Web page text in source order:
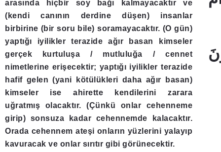
arasında hiçbir soy bağı kalmayacaktır ve
(kendi canının derdine düşen) insanlar
birbirine (bir soru bile) soramayacaktır. (O gün)
yaptığı iyilikler terazide ağır basan kimseler
gerçek kurtuluşa / mutluluğa / cennet
nimetlerine erişecektir; yaptığı iyilikler terazide
hafif gelen (yani kötülükleri daha ağır basan)
kimseler ise ahirette kendilerini zarara
uğratmış olacaktır. (Çünkü onlar cehenneme
girip) sonsuza kadar cehennemde kalacaktır.
Orada cehennem ateşi onların yüzlerini yalayıp
kavuracak ve onlar sırıtır gibi görünecektir.